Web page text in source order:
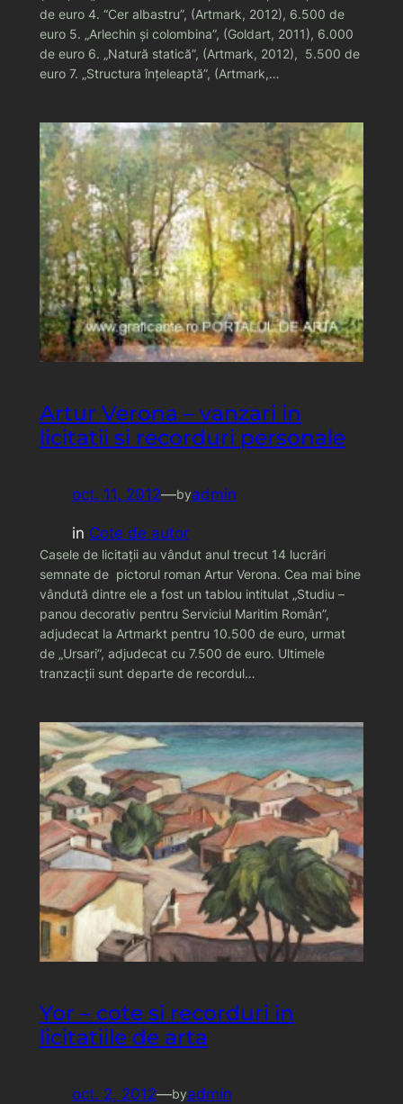
de euro 4. “Cer albastru”, (Artmark, 2012), 6.500 de
euro 5. „Arlechin şi colombina”, (Goldart, 2011), 6.000
de euro 6. „Natură statică”, (Artmark, 2012), 5.500 de
euro 7. „Structura înţeleaptă”, (Artmark,…
Artur Verona – vanzari in
licitatii si recorduri personale
oct. 11, 2012—byadmin
in Cote de autor
Casele de licitaţii au vândut anul trecut 14 lucrări
semnate de pictorul roman Artur Verona. Cea mai bine
vândută dintre ele a fost un tablou intitulat „Studiu –
panou decorativ pentru Serviciul Maritim Român”,
adjudecat la Artmarkt pentru 10.500 de euro, urmat
de „Ursari”, adjudecat cu 7.500 de euro. Ultimele
tranzacţii sunt departe de recordul…
Yor – cote si recorduri in
licitatiile de arta
oct. 2, 2012—byadmin